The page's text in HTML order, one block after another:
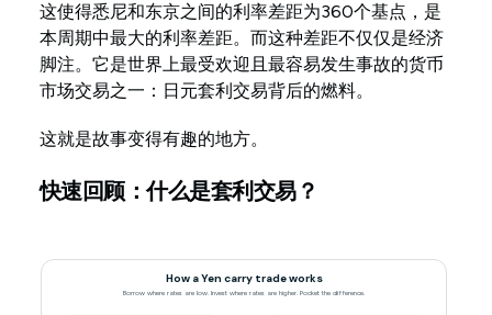
这使得悉尼和东京之间的利率差距为360个基点，是
本周期中最大的利率差距。而这种差距不仅仅是经济
脚注。它是世界上最受欢迎且最容易发生事故的货币
市场交易之一：日元套利交易背后的燃料。
这就是故事变得有趣的地方。
快速回顾：什么是套利交易？
How a Yen carry trade works
Borrow where rates are low. Invest where rates are higher. Pocket the difference.